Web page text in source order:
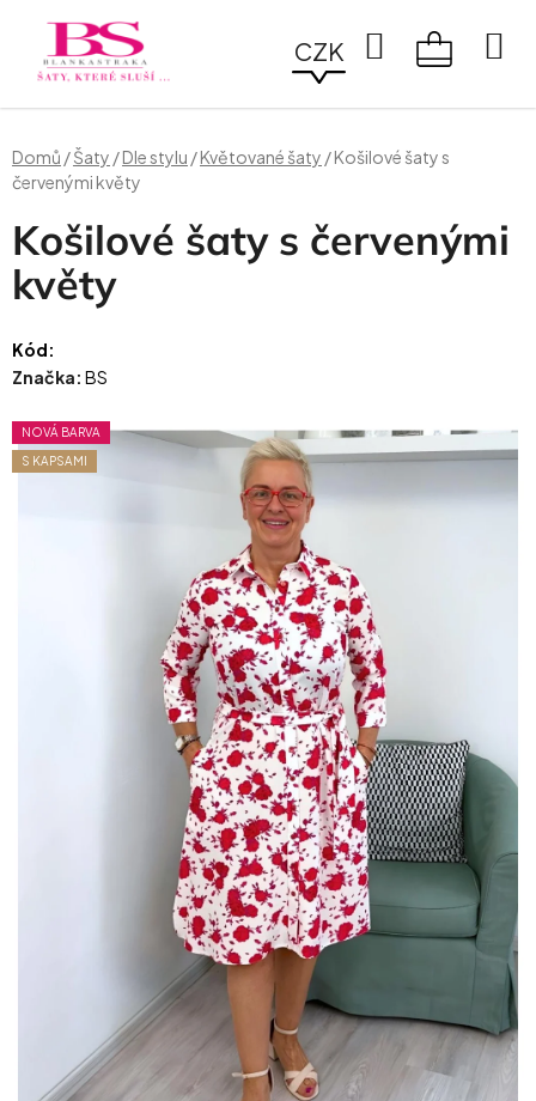
obsah
CZK
Hledat
Domů /Šaty /Dle stylu /Květované šaty /Košilové šaty s
červenými květy
Košilové šaty s červenými
květy
Kód:
Značka: BS
NOVÁ BARVA
S KAPSAMI